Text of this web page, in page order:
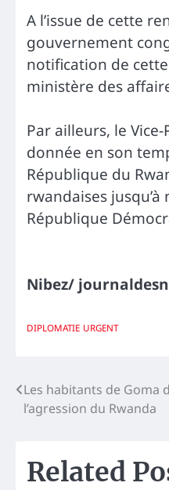
A l’issue de cette
gouvernement
notification de
ministère des
Par ailleurs, le
donnée en son
République du
rwandaises
République
Nibez/
DIPLOMATIE URGENT
Navigation
de
Les habitants de Goma
l’agression du Rwanda
Related